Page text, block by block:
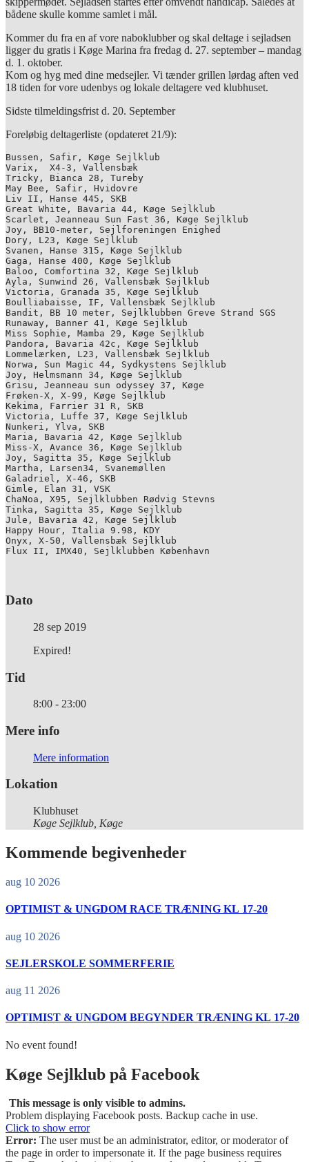
bådene skulle komme samlet i mål.
Kommer du fra en af vore naboklubber og skal deltage i sejladsen
ligger du gratis i Køge Marina fra fredag d. 27. september – mandag
d. 1. oktober.
Kom og hyg med dine medsejler. Vi tænder grillen lørdag aften ved
18 tiden for vore udenbys og lokale deltagere ved klubhuset.
Sidste tilmeldingsfrist d. 20. September
Foreløbig deltagerliste (opdateret 21/9):
Bussen, Safir, Køge Sejlklub
Varix,  X4-3, Vallensbæk
Tricky, Bianca 28, Tureby
May Bee, Safir, Hvidovre
Liv II, Hanse 445, SKB
Great White, Bavaria 44, Køge Sejlklub
Scarlet, Jeanneau Sun Fast 36, Køge Sejlklub
Joy, BB10-meter, Sejlforeningen Enighed
Dory, L23, Køge Sejlklub
Svanen, Hanse 315, Køge Sejlklub
Gaga, Hanse 400, Køge Sejlklub
Baloo, Comfortina 32, Køge Sejlklub
Ayla, Sunwind 26, Vallensbæk Sejlklub
Victoria, Granada 35, Køge Sejlklub
Boulliabaisse, IF, Vallensbæk Sejlklub
Bandit, BB 10 meter, Sejlklubben Greve Strand SGS
Runaway, Banner 41, Køge Sejlklub
Miss Sophie, Mamba 29, Køge Sejlklub
Pandora, Bavaria 42c, Køge Sejlklub
Lommelærken, L23, Vallensbæk Sejlklub
Norwa, Sun Magic 44, Sydkystens Sejlklub
Joy, Helmsmann 34, Køge Sejlklub
Grisu, Jeanneau sun odyssey 37, Køge
Frøken-X, X-99, Køge Sejlklub
Kekima, Farrier 31 R, SKB
Victoria, Luffe 37, Køge Sejlklub
Nunkeri, Ylva, SKB
Maria, Bavaria 42, Køge Sejlklub
Miss-X, Avance 36, Køge Sejlklub
Joy, Sagitta 35, Køge Sejlklub
Martha, Larsen34, Svanemøllen
Galadriel, X-46, SKB
Gimle, Elan 31, VSK
ChaNoa, X95, Sejlklubben Rødvig Stevns
Tinka, Sagitta 35, Køge Sejlklub
Jule, Bavaria 42, Køge Sejlklub
Happy Hour, Italia 9.98, KDY
Onyx, X-50, Vallensbæk Sejlklub
Flux II, IMX40, Sejlklubben København
Dato
28 sep 2019
Expired!
Tid
8:00 - 23:00
Mere info
Mere information
Lokation
Klubhuset
Køge Sejlklub, Køge
Kommende begivenheder
aug 10 2026
OPTIMIST & UNGDOM RACE TRÆNING KL 17-20
aug 10 2026
SEJLERSKOLE SOMMERFERIE
aug 11 2026
OPTIMIST & UNGDOM BEGYNDER TRÆNING KL 17-20
No event found!
Køge Sejlklub på Facebook
This message is only visible to admins.
Problem displaying Facebook posts. Backup cache in use.
Click to show error
Error: The user must be an administrator, editor, or moderator of
the page in order to impersonate it. If the page business requires